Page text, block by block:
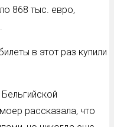
868 тыс. евро,
в этот раз купили
рассказала, что